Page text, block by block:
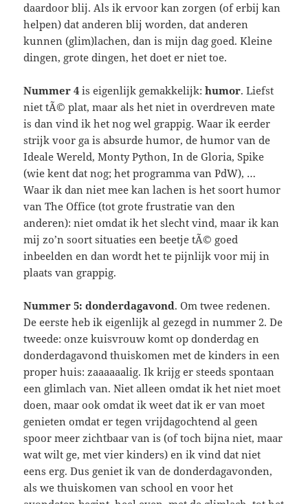
daardoor blij. Als ik ervoor kan zorgen (of erbij kan
helpen) dat anderen blij worden, dat anderen
kunnen (glim)lachen, dan is mijn dag goed. Kleine
dingen, grote dingen, het doet er niet toe.
Nummer 4 is eigenlijk gemakkelijk:humor. Liefst
niet tÃ© plat, maar als het niet in overdreven mate
is dan vind ik het nog wel grappig. Waar ik eerder
strijk voor ga is absurde humor, de humor van de
Ideale Wereld, Monty Python, In de Gloria, Spike
(wie kent dat nog; het programma van PdW), …
Waar ik dan niet mee kan lachen is het soort humor
van The Office (tot grote frustratie van den
anderen): niet omdat ik het slecht vind, maar ik kan
mij zo’n soort situaties een beetje tÃ© goed
inbeelden en dan wordt het te pijnlijk voor mij in
plaats van grappig.
Nummer 5: donderdagavond. Om twee redenen.
De eerste heb ik eigenlijk al gezegd in nummer 2. De
tweede: onze kuisvrouw komt op donderdag en
donderdagavond thuiskomen met de kinders in een
proper huis: zaaaaaalig. Ik krijg er steeds spontaan
een glimlach van. Niet alleen omdat ik het niet moet
doen, maar ook omdat ik weet dat ik er van moet
genieten omdat er tegen vrijdagochtend al geen
spoor meer zichtbaar van is (of toch bijna niet, maar
wat wilt ge, met vier kinders) en ik vind dat niet
eens erg. Dus geniet ik van de donderdagavonden,
als we thuiskomen van school en voor het